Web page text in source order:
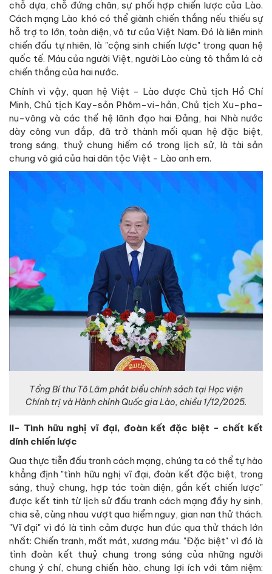
chỗ dựa, chỗ đứng chân, sự phối hợp chiến lược của Lào.
Cách mạng Lào khó có thể giành chiến thắng nếu thiếu sự
hỗ trợ to lớn, toàn diện, vô tư của Việt Nam. Đó là liên minh
chiến đấu tự nhiên, là "cộng sinh chiến lược" trong quan hệ
quốc tế. Máu của người Việt, người Lào cùng tô thắm lá cờ
chiến thắng của hai nước.
Chính vì vậy, quan hệ Việt - Lào được Chủ tịch Hồ Chí
Minh, Chủ tịch Kay-sỏn Phôm-vi-hản, Chủ tịch Xu-pha-
nu-vông và các thế hệ lãnh đạo hai Đảng, hai Nhà nước
dày công vun đắp, đã trở thành mối quan hệ đặc biệt,
trong sáng, thuỷ chung hiếm có trong lịch sử, là tài sản
chung vô giá của hai dân tộc Việt - Lào anh em.
Tổng Bí thư Tô Lâm phát biểu chính sách tại Học viện
Chính trị và Hành chính Quốc gia Lào, chiều 1/12/2025.
II- Tình hữu nghị vĩ đại, đoàn kết đặc biệt - chất kết
dính chiến lược
Qua thực tiễn đấu tranh cách mạng, chúng ta có thể tự hào
khẳng định "tình hữu nghị vĩ đại, đoàn kết đặc biệt, trong
sáng, thuỷ chung, hợp tác toàn diện, gắn kết chiến lược"
được kết tinh từ lịch sử đấu tranh cách mạng đầy hy sinh,
chia sẻ, cùng nhau vượt qua hiểm nguy, gian nan thử thách.
"Vĩ đại" vì đó là tình cảm được hun đúc qua thử thách lớn
nhất: Chiến tranh, mất mát, xương máu. "Đặc biệt" vì đó là
tình đoàn kết thuỷ chung trong sáng của những người
chung ý chí, chung chiến hào, chung lợi ích với tâm niệm: